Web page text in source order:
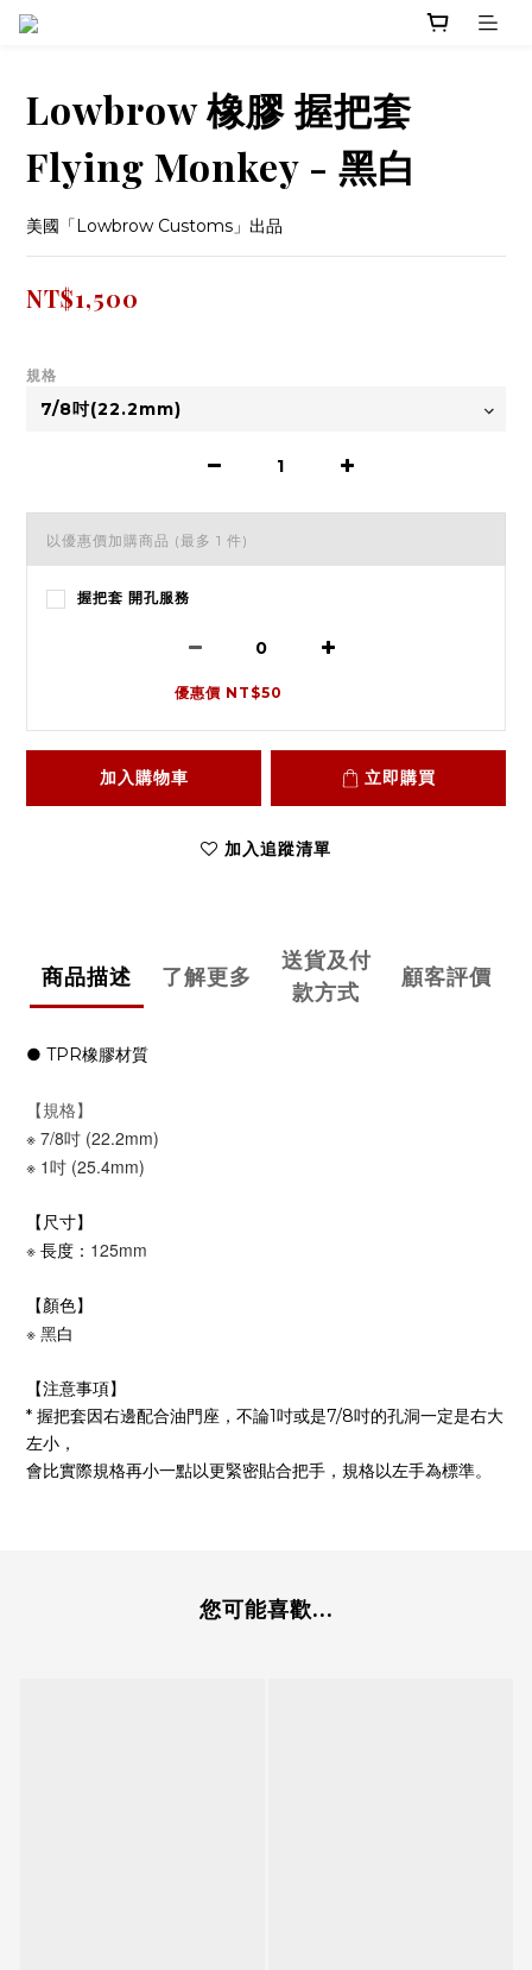
Lowbrow 橡膠 握把套
Flying Monkey - 黑白
美國「Lowbrow Customs」出品
NT$1,500
規格
以優惠價加購商品 (最多 1 件)
握把套 開孔服務
優惠價 NT$50
加入購物車 立即購買
加入追蹤清單
商品描述 了解更多
送貨及付
款方式
顧客評價
● TPR橡膠材質
【規格】
※ 7/8吋 (22.2mm)
※ 1吋 (25.4mm)
【尺寸】
※ 長度： 125mm
【顏色】
※ 黑白
【注意事項】
* 握把套因右邊配合油門座，不論1吋或是7/8吋的孔洞一定是右大
左小，
會比實際規格再小一點以更緊密貼合把手，規格以左手為標準。
您可能喜歡...